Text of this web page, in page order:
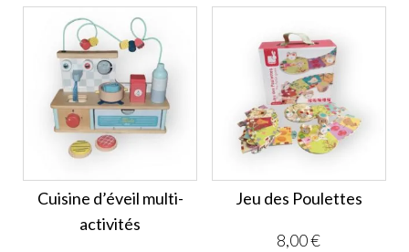
Cuisine d’éveil multi-
activités
Jeu des Poulettes
8,00€